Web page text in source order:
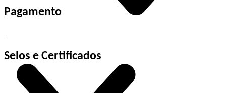
Pagamento
Selos e Certificados